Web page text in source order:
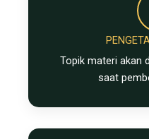
Topik materi akan
saat